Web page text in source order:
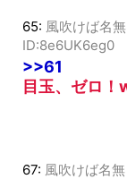
65: 風吹けば名
ID:8e6UK6eg0
>>61
目玉、ゼロ！
67: 風吹けば名無